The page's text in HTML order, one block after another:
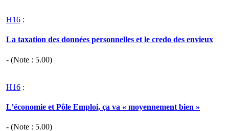
H16 :
La taxation des données personnelles et le credo des envieux
- (Note : 5.00)
H16 :
L’économie et Pôle Emploi, ça va « moyennement bien »
- (Note : 5.00)